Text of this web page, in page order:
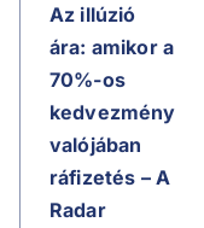
Az illúzió
ára: amikor a
70%-os
kedvezmény
valójában
ráfizetés – A
Radar